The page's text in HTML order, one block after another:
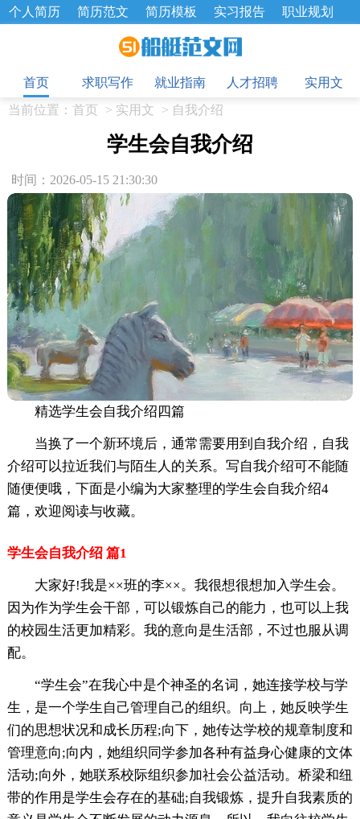
个人简历 简历范文 简历模板 实习报告
职业规划
招聘选拔 绩效考核 企业文化
工作总结
辞职报告
首页
求职写作 就业指南 人才招聘
实用文
当前位置： 首页 > 实用文 > 自我介绍
学生会自我介绍
时间：2026-05-15 21:30:30
精选学生会自我介绍四篇
当换了一个新环境后，通常需要用到自我介绍，自我
介绍可以拉近我们与陌生人的关系。写自我介绍可不能随
随便便哦，下面是小编为大家整理的学生会自我介绍4
篇，欢迎阅读与收藏。
学生会自我介绍 篇1
大家好!我是××班的李××。我很想很想加入学生会。
因为作为学生会干部，可以锻炼自己的能力，也可以上我
的校园生活更加精彩。我的意向是生活部，不过也服从调
配。
“学生会”在我心中是个神圣的名词，她连接学校与学
生，是一个学生自己管理自己的组织。向上，她反映学生
们的思想状况和成长历程;向下，她传达学校的规章制度和
管理意向;向内，她组织同学参加各种有益身心健康的文体
活动;向外，她联系校际组织参加社会公益活动。桥梁和纽
带的作用是学生会存在的基础;自我锻炼，提升自我素质的